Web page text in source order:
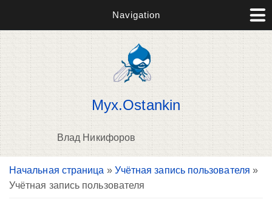
Navigation
Myx.Ostankin
Влад Никифоров
Вы здесь
Начальная страница » Учётная запись пользователя »
Учётная запись пользователя